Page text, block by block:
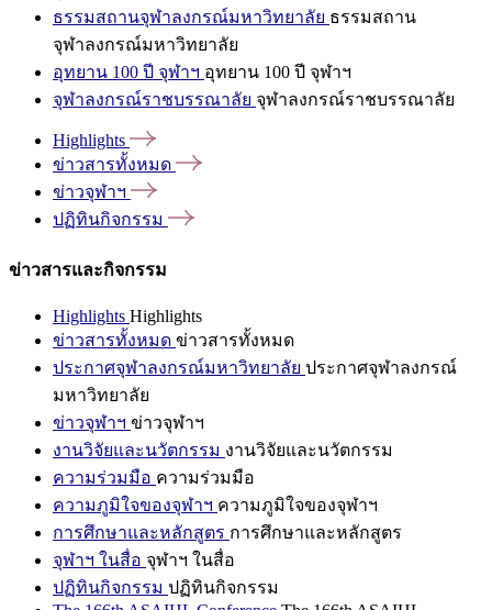
ธรรมสถานจุฬาลงกรณ์มหาวิทยาลัย ธรรมสถาน
จุฬาลงกรณ์มหาวิทยาลัย
อุทยาน 100 ปี จุฬาฯ อุทยาน 100 ปี จุฬาฯ
จุฬาลงกรณ์ราชบรรณาลัย จุฬาลงกรณ์ราชบรรณาลัย
Highlights
ข่าวสารทั้งหมด
ข่าวจุฬาฯ
ปฏิทินกิจกรรม
ข่าวสารและกิจกรรม
Highlights Highlights
ข่าวสารทั้งหมด ข่าวสารทั้งหมด
ประกาศจุฬาลงกรณ์มหาวิทยาลัย ประกาศจุฬาลงกรณ์
มหาวิทยาลัย
ข่าวจุฬาฯ ข่าวจุฬาฯ
งานวิจัยและนวัตกรรม งานวิจัยและนวัตกรรม
ความร่วมมือ ความร่วมมือ
ความภูมิใจของจุฬาฯ ความภูมิใจของจุฬาฯ
การศึกษาและหลักสูตร การศึกษาและหลักสูตร
จุฬาฯ ในสื่อ จุฬาฯ ในสื่อ
ปฏิทินกิจกรรม ปฏิทินกิจกรรม